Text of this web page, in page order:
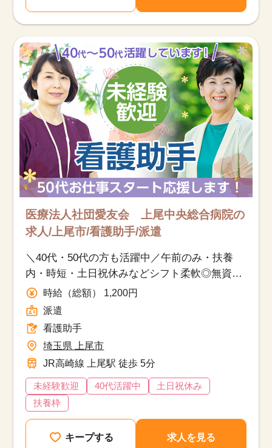
医療法人社団愛友会 上尾中央総合病院の
求人/上尾市/看護助手/派遣
＼40代・50代の方も活躍中／午前のみ・扶養
内・時短・土日祝休みなどシフト柔軟◎無資
格・未経験から医療業界でお仕事デビュー☆
時給（総額） 1,200円
派遣
看護助手
埼玉県 上尾市
JR高崎線 上尾駅 徒歩 5分
未経験歓迎 40代活躍中
土日祝休み
扶養枠
キープする 求人を見る